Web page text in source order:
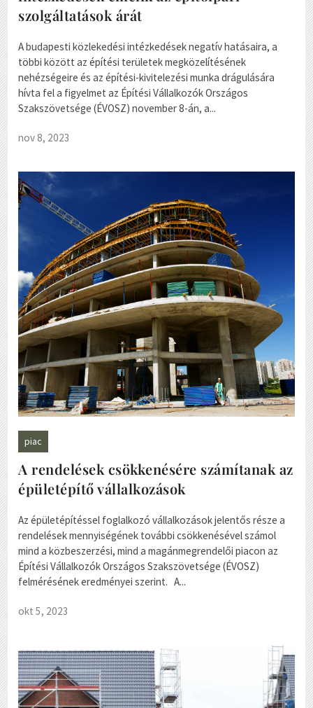
szolgáltatások árát
A budapesti közlekedési intézkedések negatív hatásaira, a
többi között az építési területek megközelítésének
nehézségeire és az építési-kivitelezési munka drágulására
hívta fel a figyelmet az Építési Vállalkozók Országos
Szakszövetsége (ÉVOSZ) november 8-án, a...
nov 8, 2023
piac
A rendelések csökkenésére számítanak az
épületépítő vállalkozások
Az épületépítéssel foglalkozó vállalkozások jelentős része a
rendelések mennyiségének további csökkenésével számol
mind a közbeszerzési, mind a magánmegrendelői piacon az
Építési Vállalkozók Országos Szakszövetsége (ÉVOSZ)
felmérésének eredményei szerint. A...
okt 5, 2023